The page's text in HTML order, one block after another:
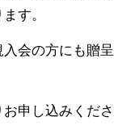
す。
会の方にも贈
申し込みくださ